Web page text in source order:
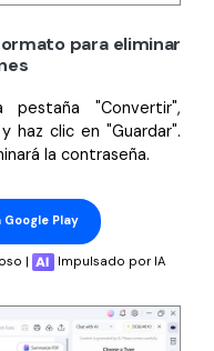
académico.
para eliminar
"Convertir",
haz clic en "Guardar".
la contraseña.
Play
| Impulsado por IA